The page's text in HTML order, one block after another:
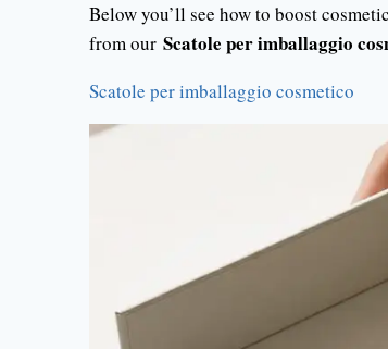
Below you’ll see how to boost
from our Scatole per imballaggio
Scatole per imballaggio cosmetico